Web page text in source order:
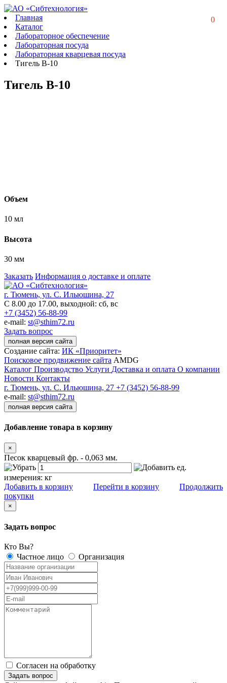
0
Главная
Каталог
Лабораторное обеспечение
Лабораторная посуда
Лабораторная кварцевая посуда
Тигель В-10
Тигель В-10
Объем
10 мл
Высота
30 мм
Заказать Информация о доставке и оплате
г. Тюмень, ул. С. Ильюшина, 27
С 8.00 до 17.00, выходной: сб, вс
+7 (3452) 56-88-99
e-mail: st@sthim72.ru
Задать вопрос
полная версия сайта
Создание сайта: ИК «Приоритет»
Поисковое продвижение сайта AMDG
Каталог Производство Услуги Доставка и оплата О компании
Новости Контакты
г. Тюмень, ул. С. Ильюшина, 27 +7 (3452) 56-88-99
e-mail: st@sthim72.ru
полная версия сайта
Добавление товара в корзину
×
Песок кварцевый фр. - 0,063 мм.
ед.
измерения: кг
Добавить в корзину
Перейти в корзину
Продолжить
покупки
×
Задать вопрос
Кто Вы?
Частное лицо
Организация
Согласен на обработку